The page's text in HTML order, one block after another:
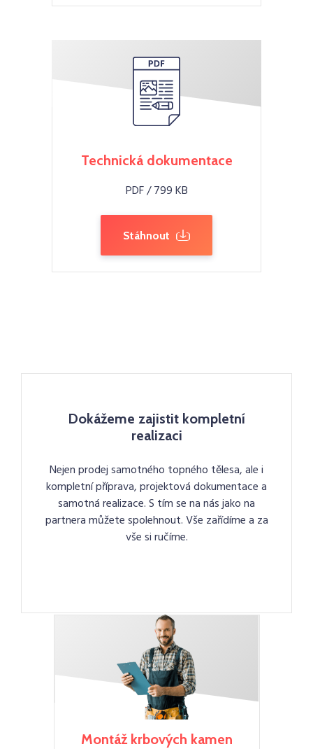
Technická dokumentace
PDF / 799 KB
Stáhnout
Dokážeme zajistit kompletní
realizaci
Nejen prodej samotného topného tělesa, ale i
kompletní příprava, projektová dokumentace a
samotná realizace. S tím se na nás jako na
partnera můžete spolehnout. Vše zařídíme a za
vše si ručíme.
Montáž krbových kamen